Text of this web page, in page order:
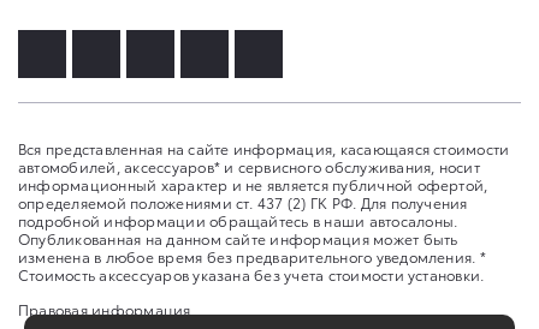
Вся представленная на сайте информация, касающаяся стоимости
автомобилей, аксессуаров* и сервисного обслуживания, носит
информационный характер и не является публичной офертой,
определяемой положениями ст. 437 (2) ГК РФ. Для получения
подробной информации обращайтесь в наши автосалоны.
Опубликованная на данном сайте информация может быть
изменена в любое время без предварительного уведомления. *
Стоимость аксессуаров указана без учета стоимости установки.
Правовая информация